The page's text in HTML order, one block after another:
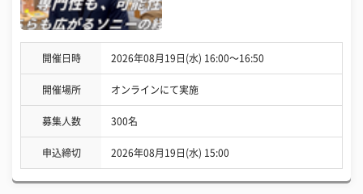
開催日時 2026年08月19日(水) 16:00〜16:50
開催場所 オンラインにて実施
募集人数 300名
申込締切 2026年08月19日(水) 15:00